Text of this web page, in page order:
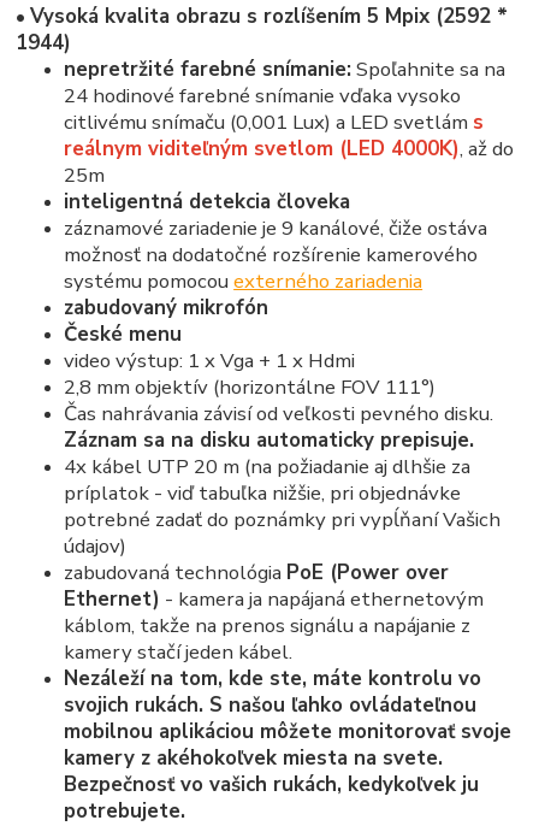
•Vysoká kvalita obrazu s rozlíšením 5 Mpix (2592 *
1944)
nepretržité farebné snímanie: Spoľahnite sa na
24 hodinové farebné snímanie vďaka vysoko
citlivému snímaču (0,001 Lux) a LED svetlám s
reálnym viditeľným svetlom (LED 4000K), až do
25m
inteligentná detekcia človeka
záznamové zariadenie je 9 kanálové, čiže ostáva
možnosť na dodatočné rozšírenie kamerového
systému pomocouexterného zariadenia
zabudovaný mikrofón
České menu
video výstup: 1 x Vga + 1 x Hdmi
2,8 mm objektív (horizontálne FOV 111°)
Čas nahrávania závisí od veľkosti pevného disku.
Záznam sa na disku automaticky prepisuje.
4x kábel UTP 20 m (na požiadanie aj dlhšie za
príplatok - viď tabuľka nižšie, pri objednávke
potrebné zadať do poznámky pri vypĺňaní Vašich
údajov)
zabudovaná technológia PoE (Power over
Ethernet) - kamera ja napájaná ethernetovým
káblom, takže na prenos signálu a napájanie z
kamery stačí jeden kábel.
Nezáleží na tom, kde ste, máte kontrolu vo
svojich rukách. S našou ľahko ovládateľnou
mobilnou aplikáciou môžete monitorovať svoje
kamery z akéhokoľvek miesta na svete.
Bezpečnosť vo vašich rukách, kedykoľvek ju
potrebujete.